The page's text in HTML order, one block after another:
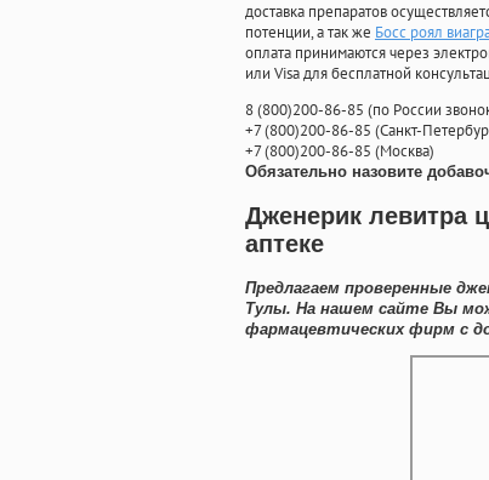
доставка препаратов
потенции, а так же Босс роял
оплата принимаются через
или Visa для бесплатной
8(800)200-86-85 (по России
+7(800)200-86-85 (Санкт-
+7(800)200-86-85 (Москва)
Обязательно назовите
Дженерик левитра
аптеке
Предлагаем проверенные
Тулы. На нашем сайте Вы
фармацевтических фирм с